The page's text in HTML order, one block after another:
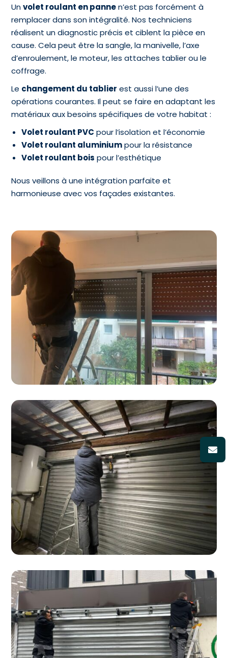
Unvolet roulant en pannen’est pas forcément à
remplacer dans son intégralité. Nos techniciens
réalisent un diagnostic précis et ciblent la pièce en
cause. Cela peut être la sangle, la manivelle, l’axe
d’enroulement, le moteur, les attaches tablier ou le
coffrage.
Le changement du tablier est aussi l’une des
opérations courantes. Il peut se faire en adaptant les
matériaux aux besoins spécifiques de votre habitat :
Volet roulant PVC pour l’isolation et l’économie
Volet roulant aluminiumpour la résistance
Volet roulant bois pour l’esthétique
Nous veillons à une intégration parfaite et
harmonieuse avec vos façades existantes.